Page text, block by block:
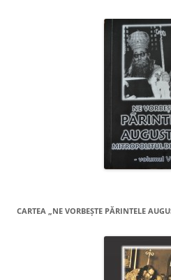
CARTEA „NE VORBEŞTE PĂRINTELE